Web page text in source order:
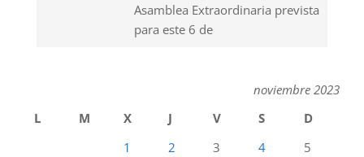
Asamblea Extraordinaria prevista
para este 6 de
noviembre 2023
L
M X J V S
D
1
2 3 4
5